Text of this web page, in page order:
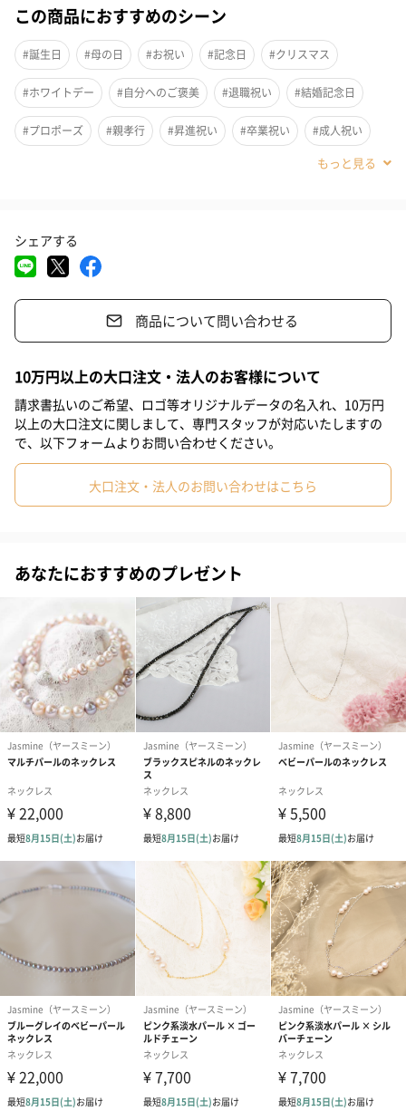
ーム》。小さなパールをたっぷりと巻き、エレガントさとキュー
トさを兼ね備えたデザインです◎トップに向けボリュームをプラ
スし存在感があり、フェミニンでラフな雰囲気に！
エリー《パール》。
6月の誕生石であるパールには月の力が宿るとされ、"美と健康の
リーですので、贈り物にもおすすめです♡
大切な方への贈り物に♡美しい「海の宝石」を
女性なら誰もがあこがれるパールは、身につけるだけで女性らし
さがupできます。ぜひ美しい「パールチャーム」を大切な方への
贈り物にいかがですか？喜ばれること間違えなしです。
クボ（少しのキズ）がある可能性がございます。それに伴いまし
て、パールに合わせたバチカン（留具）に変更する場合がありま
す。あらかじめご了承くださいませ。
この商品におすすめのシーン
#誕生日 #母の日 #お祝い #記念日 #クリスマス
#ホワイトデー #自分へのご褒美 #退職祝い #結婚記念日
#プロポーズ #親孝行 #昇進祝い #卒業祝い #成人祝い
#部下女性
シェアする
商品について問い合わせる
10万円以上の大口注文・法人のお客様について
請求書払いのご希望、ロゴ等オリジナルデータの名入れ、10万円
以上の大口注文に関しまして、専門スタッフが対応いたしますの
で、以下フォームよりお問い合わせください。
大口注文・法人のお問い合わせはこちら
あなたにおすすめのプレゼント